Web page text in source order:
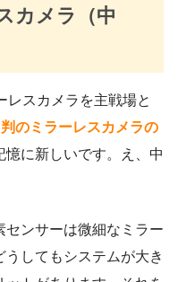
カメラ（中
レスカメラを主戦場と
のミラーレスカメラの
憶に新しいです。え、中
センサーは微細なミラー
してもシステムが大き